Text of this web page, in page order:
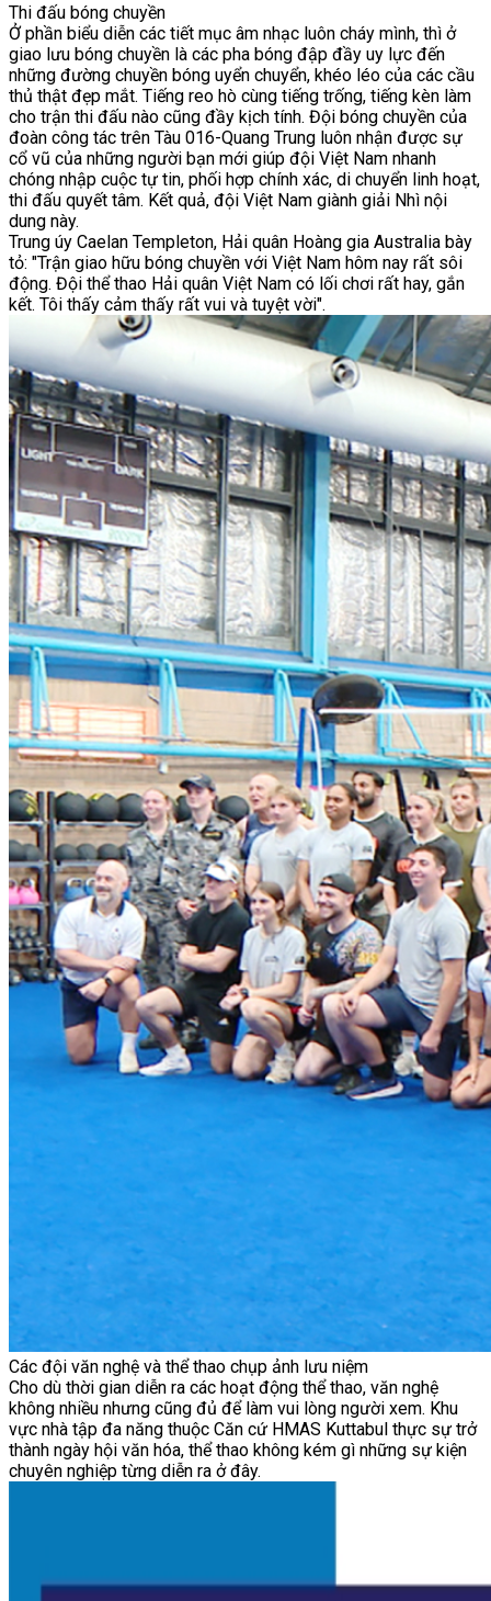
Thi đấu bóng chuyền
Ở phần biểu diễn các tiết mục âm nhạc luôn cháy mình, thì ở
giao lưu bóng chuyền là các pha bóng đập đầy uy lực đến
những đường chuyền bóng uyển chuyển, khéo léo của các cầu
thủ thật đẹp mắt. Tiếng reo hò cùng tiếng trống, tiếng kèn làm
cho trận thi đấu nào cũng đầy kịch tính. Đội bóng chuyền của
đoàn công tác trên Tàu 016-Quang Trung luôn nhận được sự
cổ vũ của những người bạn mới giúp đội Việt Nam nhanh
chóng nhập cuộc tự tin, phối hợp chính xác, di chuyển linh hoạt,
thi đấu quyết tâm. Kết quả, đội Việt Nam giành giải Nhì nội
dung này.
Trung úy Caelan Templeton, Hải quân Hoàng gia Australia bày
tỏ: "Trận giao hữu bóng chuyền với Việt Nam hôm nay rất sôi
động. Đội thể thao Hải quân Việt Nam có lối chơi rất hay, gắn
kết. Tôi thấy cảm thấy rất vui và tuyệt vời".
Các đội văn nghệ và thể thao chụp ảnh lưu niệm
Cho dù thời gian diễn ra các hoạt động thể thao, văn nghệ
không nhiều nhưng cũng đủ để làm vui lòng người xem. Khu
vực nhà tập đa năng thuộc Căn cứ HMAS Kuttabul thực sự trở
thành ngày hội văn hóa, thể thao không kém gì những sự kiện
chuyên nghiệp từng diễn ra ở đây.